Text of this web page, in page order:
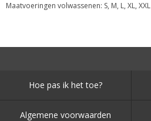
Maatvoeringen volwassenen: S, M, L, XL, XXL
Hoe pas ik het toe?
Algemene voorwaarden